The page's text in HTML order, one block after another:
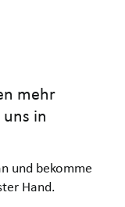
mehr
in
und bekomme
Hand.